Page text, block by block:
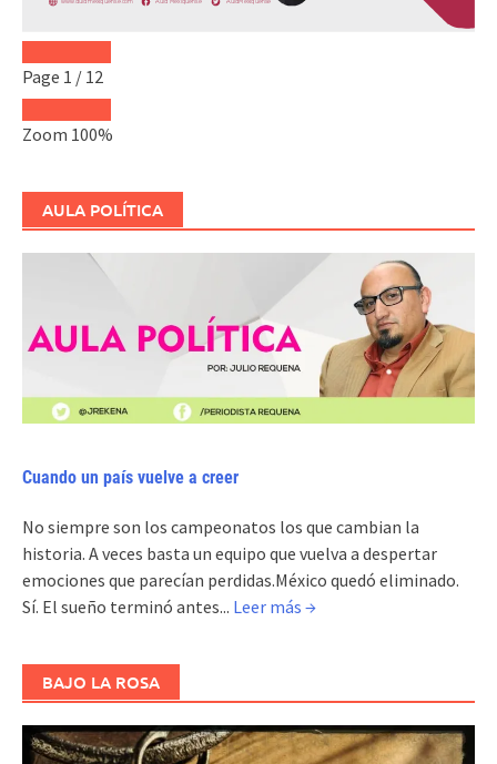
Page 1 / 12
Zoom 100%
AULA POLÍTICA
Cuando un país vuelve a creer
No siempre son los campeonatos los que cambian la
historia. A veces basta un equipo que vuelva a despertar
emociones que parecían perdidas.México quedó eliminado.
Sí. El sueño terminó antes... Leer más →
BAJO LA ROSA